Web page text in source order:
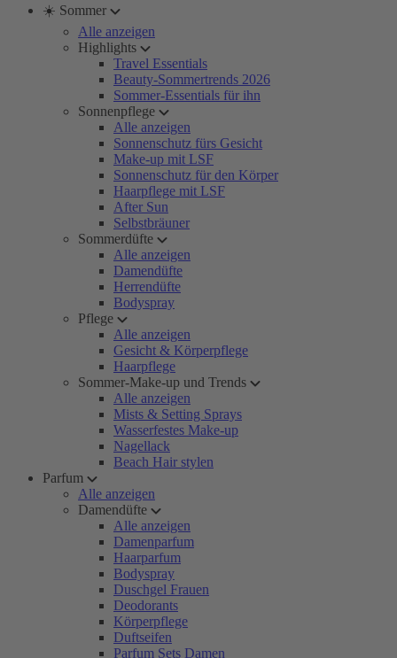
☀️ Sommer
Alle anzeigen
Highlights
Travel Essentials
Beauty-Sommertrends 2026
Sommer-Essentials für ihn
Sonnenpflege
Alle anzeigen
Sonnenschutz fürs Gesicht
Make-up mit LSF
Sonnenschutz für den Körper
Haarpflege mit LSF
After Sun
Selbstbräuner
Sommerdüfte
Alle anzeigen
Damendüfte
Herrendüfte
Bodyspray
Pflege
Alle anzeigen
Gesicht & Körperpflege
Haarpflege
Sommer-Make-up und Trends
Alle anzeigen
Mists & Setting Sprays
Wasserfestes Make-up
Nagellack
Beach Hair stylen
Parfum
Alle anzeigen
Damendüfte
Alle anzeigen
Damenparfum
Haarparfum
Bodyspray
Duschgel Frauen
Deodorants
Körperpflege
Duftseifen
Parfum Sets Damen